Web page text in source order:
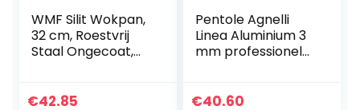
WMF Silit Wokpan,
32 cm, Roestvrij
Staal Ongecoat,
estendig, Zilver
€42.85
Pentole Agnelli
Linea Aluminium 3
mm professionele
handgreep, zilver,
€40.60